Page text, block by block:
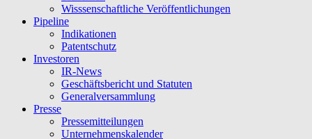
Wisssenschaftliche Veröffentlichungen
Pipeline
Indikationen
Patentschutz
Investoren
IR-News
Geschäftsbericht und Statuten
Generalversammlung
Presse
Pressemitteilungen
Unternehmenskalender